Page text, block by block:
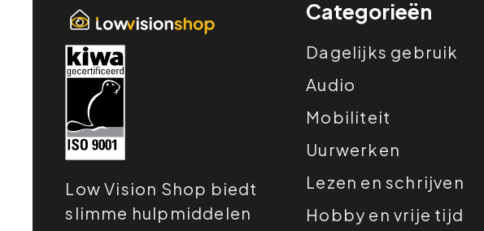
Low Vision Shop biedt
slimme hulpmiddelen
Categorieën
Dagelijks gebruik
Audio
Mobiliteit
Uurwerken
Lezen en schrijven
Hobby en vrije tijd